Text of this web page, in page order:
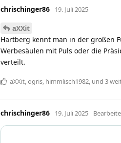
chrischinger86 19. Juli 2025
aXXit
Hartberg kennt man in der großen
Werbesäulen mit Puls oder die
verteilt.
aXXit ogris himmlisch1982 , und 3
chrischinger86 19. Juli 2025